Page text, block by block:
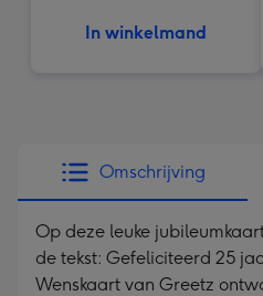
In winkelmand
Omschrijving
Op deze leuke
de tekst: Gefeliciteerd 25
Wenskaart van Greetz